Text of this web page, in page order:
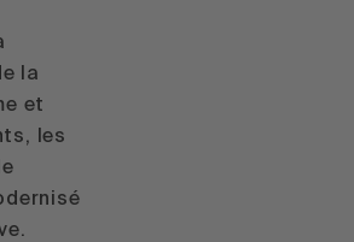
la
et
les